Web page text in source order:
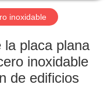
inoxidable
la placa plana
inoxidable
de edificios